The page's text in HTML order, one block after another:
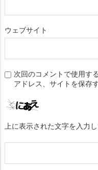
ウェブサイト
次回のコメントで使用す
アドレス、サイトを保存す
上に表示された文字を入力し